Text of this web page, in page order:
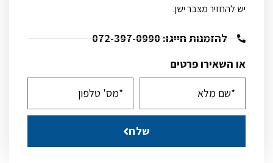
יש להחזיר מצבר ישן.
להזמנות חייגו: 072-397-0990
או השאירו פרטים
שלח